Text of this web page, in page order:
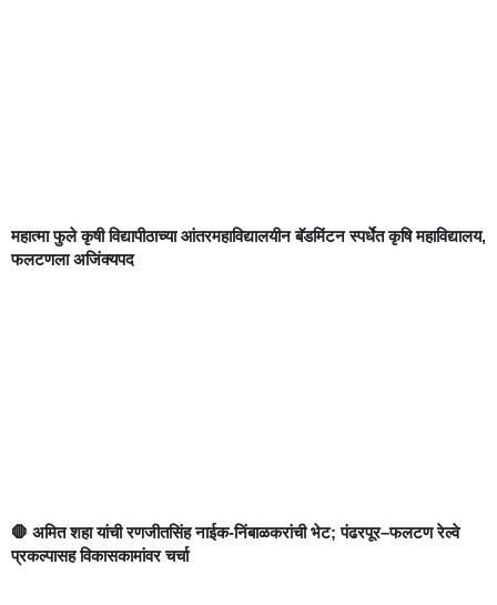
महात्मा फुले कृषी विद्यापीठाच्या आंतरमहाविद्यालयीन बॅडमिंटन स्पर्धेत कृषि महाविद्यालय,
फलटणला अजिंक्यपद
🛑 अमित शहा यांची रणजीतसिंह नाईक-निंबाळकरांची भेट; पंढरपूर–फलटण रेल्वे
प्रकल्पासह विकासकामांवर चर्चा